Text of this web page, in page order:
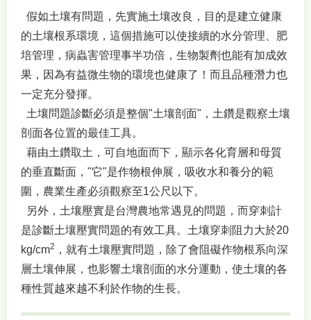
假如土壤有問題，先實施土壤改良，目的是建立健康
的土壤根系環境，這個措施可以使接續的水分管理、肥
培管理，病蟲害管理事半功倍，生物製劑也能有加成效
果，因為有益微生物的環境也健康了！而且品種潛力也
一定充分發揮。
土壤問題診斷必須是整個"土壤剖面"，土鑽是觀察土壤
剖面各位置的最佳工具。
藉由土鑽取土，可自地面而下，顯示各化育層和母質
的垂直斷面，"它"是作物根伸展，吸收水和養分的範
圍，農業生產必須觀察至1公尺以下。
另外，土壤壓實是台灣農地常遇見的問題，而穿刺計
是診斷土壤壓實問題的有效工具。土壤穿刺阻力大於20
kg/cm2 ，就有土壤壓實問題，除了會阻礙作物根系向深
層土壤伸展，也影響土壤剖面的水分運動，使土壤的各
種性質越來越不利於作物的生長。